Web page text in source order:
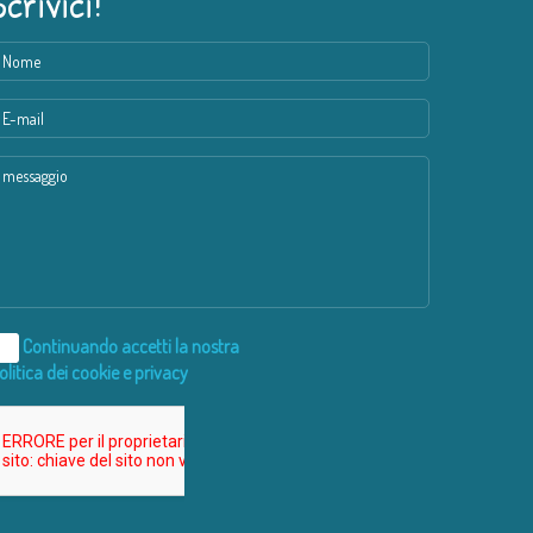
Continuando accetti la nostra
dei cookie e privacy